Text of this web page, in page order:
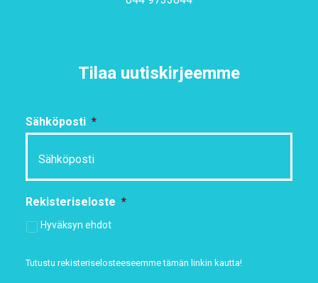
Tilaa uutiskirjeemme
Sähköposti *
Rekisteriseloste *
Hyväksyn ehdot
Tutustu rekisteriselosteeseemmetämän linkin kautta!